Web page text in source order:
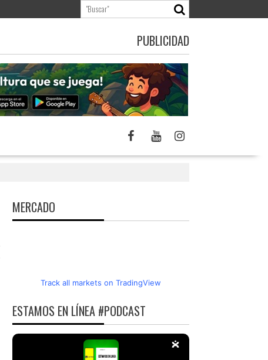
PUBLICIDAD
MERCADO
Track all markets on TradingView
ESTAMOS EN LÍNEA #PODCAST